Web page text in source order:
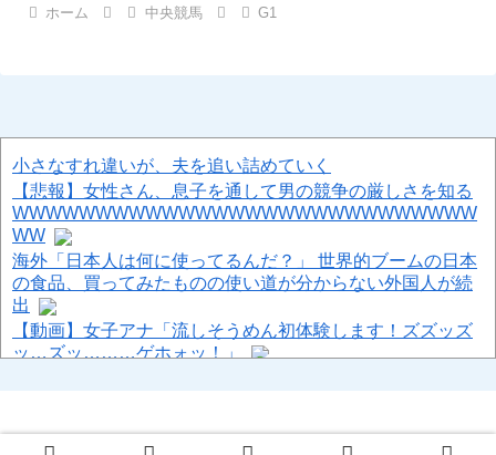
ホーム 中央競馬 G1
小さなすれ違いが、夫を追い詰めていく
【悲報】女性さん、息子を通して男の競争の厳しさを知る
WWWWWWWWWWWWWWWWWWWWWWWWWWWW
WW
海外「日本人は何に使ってるんだ？」 世界的ブームの日本
の食品、買ってみたものの使い道が分からない外国人が続
出
【動画】女子アナ「流しそうめん初体験します！ズズッズ
ッ…ズッ………ゲホォッ！」